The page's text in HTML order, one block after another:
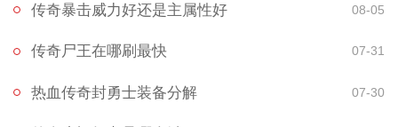
传奇暴击威力好还是主属性好 08-05
传奇尸王在哪刷最快 07-31
热血传奇封勇士装备分解 07-30